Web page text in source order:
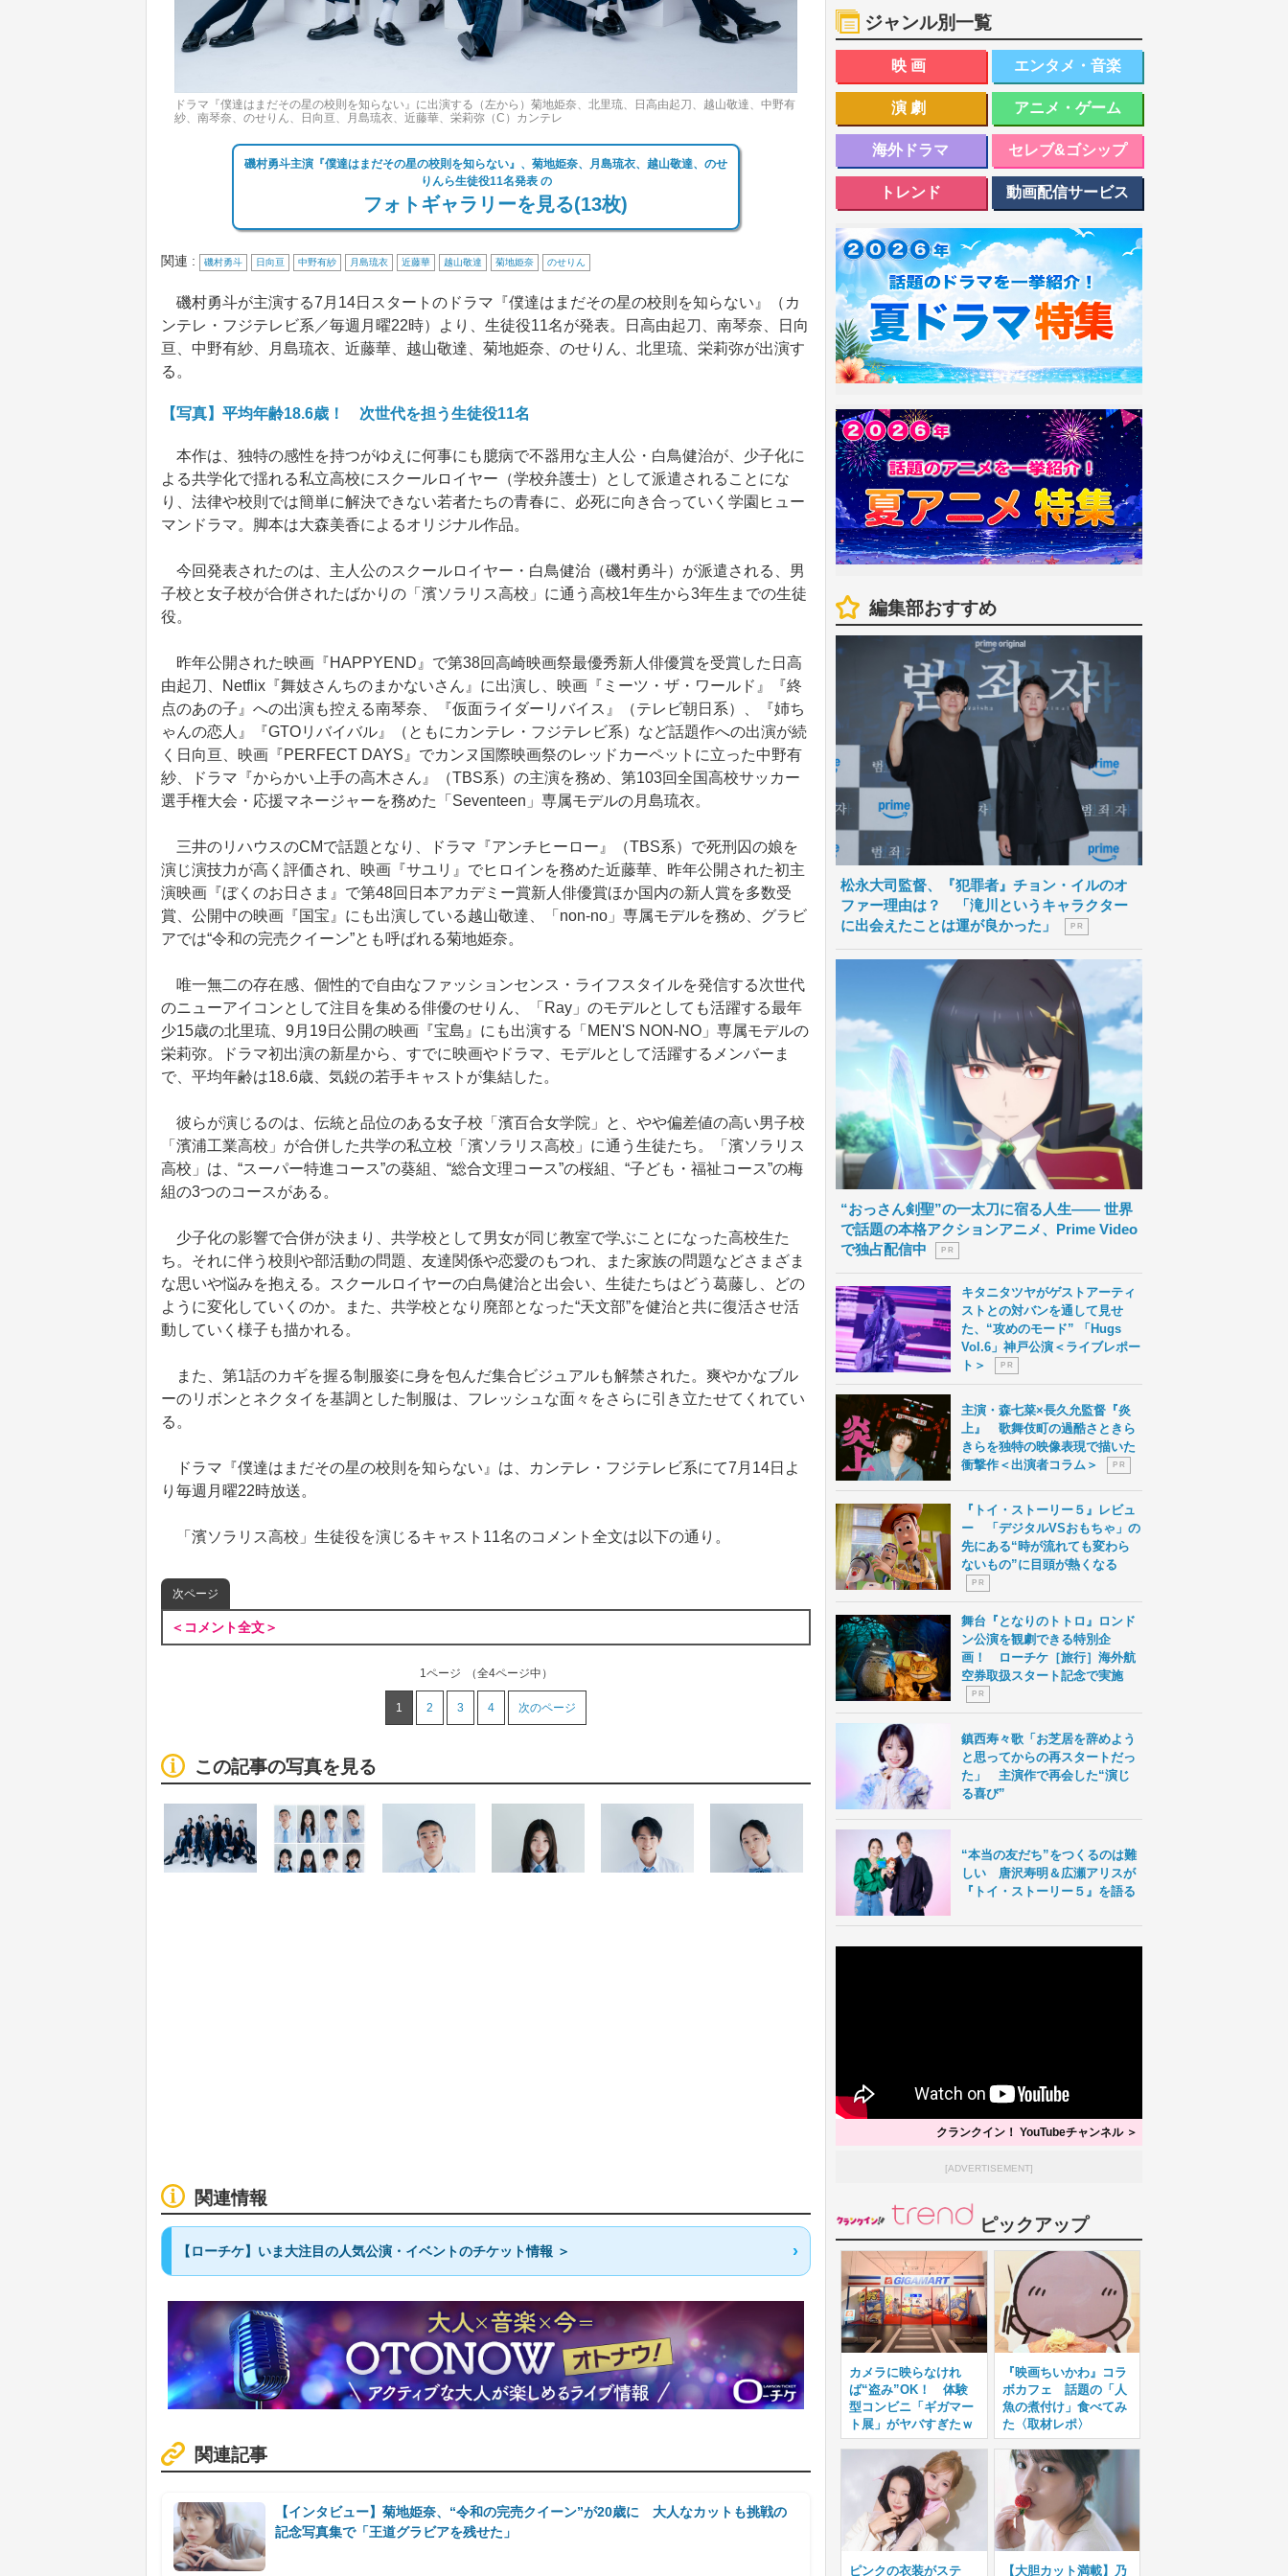
ドラマ『僕達はまだその星の校則を知らない』に出演する（左から）菊地姫奈、北里琉、日高由起刀、越山敬達、中野有
紗、南琴奈、のせりん、日向亘、月島琉衣、近藤華、栄莉弥（C）カンテレ
磯村勇斗主演『僕達はまだその星の校則を知らない』、菊地姫奈、月島琉衣、越山敬達、のせ
りんら生徒役11名発表 の
フォトギャラリーを見る(13枚)
関連 : 磯村勇斗 日向亘 中野有紗 月島琉衣 近藤華 越山敬達 菊地姫奈 のせりん
磯村勇斗が主演する7月14日スタートのドラマ『僕達はまだその星の校則を知らない』（カ
ンテレ・フジテレビ系／毎週月曜22時）より、生徒役11名が発表。日高由起刀、南琴奈、日向
亘、中野有紗、月島琉衣、近藤華、越山敬達、菊地姫奈、のせりん、北里琉、栄莉弥が出演す
る。
【写真】平均年齢18.6歳！ 次世代を担う生徒役11名
本作は、独特の感性を持つがゆえに何事にも臆病で不器用な主人公・白鳥健治が、少子化に
よる共学化で揺れる私立高校にスクールロイヤー（学校弁護士）として派遣されることにな
り、法律や校則では簡単に解決できない若者たちの青春に、必死に向き合っていく学園ヒュー
マンドラマ。脚本は大森美香によるオリジナル作品。
今回発表されたのは、主人公のスクールロイヤー・白鳥健治（磯村勇斗）が派遣される、男
子校と女子校が合併されたばかりの「濱ソラリス高校」に通う高校1年生から3年生までの生徒
役。
昨年公開された映画『HAPPYEND』で第38回高崎映画祭最優秀新人俳優賞を受賞した日高
由起刀、Netflix『舞妓さんちのまかないさん』に出演し、映画『ミーツ・ザ・ワールド』『終
点のあの子』への出演も控える南琴奈、『仮面ライダーリバイス』（テレビ朝日系）、『姉ち
ゃんの恋人』『GTOリバイバル』（ともにカンテレ・フジテレビ系）など話題作への出演が続
く日向亘、映画『PERFECT DAYS』でカンヌ国際映画祭のレッドカーペットに立った中野有
紗、ドラマ『からかい上手の高木さん』（TBS系）の主演を務め、第103回全国高校サッカー
選手権大会・応援マネージャーを務めた「Seventeen」専属モデルの月島琉衣。
三井のリハウスのCMで話題となり、ドラマ『アンチヒーロー』（TBS系）で死刑囚の娘を
演じ演技力が高く評価され、映画『サユリ』でヒロインを務めた近藤華、昨年公開された初主
演映画『ぼくのお日さま』で第48回日本アカデミー賞新人俳優賞ほか国内の新人賞を多数受
賞、公開中の映画『国宝』にも出演している越山敬達、「non‐no」専属モデルを務め、グラビ
アでは“令和の完売クイーン”とも呼ばれる菊地姫奈。
唯一無二の存在感、個性的で自由なファッションセンス・ライフスタイルを発信する次世代
のニューアイコンとして注目を集める俳優のせりん、「Ray」のモデルとしても活躍する最年
少15歳の北里琉、9月19日公開の映画『宝島』にも出演する「MEN'S NON‐NO」専属モデルの
栄莉弥。ドラマ初出演の新星から、すでに映画やドラマ、モデルとして活躍するメンバーま
で、平均年齢は18.6歳、気鋭の若手キャストが集結した。
彼らが演じるのは、伝統と品位のある女子校「濱百合女学院」と、やや偏差値の高い男子校
「濱浦工業高校」が合併した共学の私立校「濱ソラリス高校」に通う生徒たち。「濱ソラリス
高校」は、“スーパー特進コース”の葵組、“総合文理コース”の桜組、“子ども・福祉コース”の梅
組の3つのコースがある。
少子化の影響で合併が決まり、共学校として男女が同じ教室で学ぶことになった高校生た
ち。それに伴う校則や部活動の問題、友達関係や恋愛のもつれ、また家族の問題などさまざま
な思いや悩みを抱える。スクールロイヤーの白鳥健治と出会い、生徒たちはどう葛藤し、どの
ように変化していくのか。また、共学校となり廃部となった“天文部”を健治と共に復活させ活
動していく様子も描かれる。
また、第1話のカギを握る制服姿に身を包んだ集合ビジュアルも解禁された。爽やかなブル
ーのリボンとネクタイを基調とした制服は、フレッシュな面々をさらに引き立たせてくれてい
る。
ドラマ『僕達はまだその星の校則を知らない』は、カンテレ・フジテレビ系にて7月14日よ
り毎週月曜22時放送。
「濱ソラリス高校」生徒役を演じるキャスト11名のコメント全文は以下の通り。
次ページ
＜コメント全文＞
1ページ （全4ページ中）
1 2 3 4 次のページ
この記事の写真を見る
関連情報
【ローチケ】いま大注目の人気公演・イベントのチケット情報 ＞
関連記事
【インタビュー】菊地姫奈、“令和の完売クイーン”が20歳に 大人なカットも挑戦の
記念写真集で「王道グラビアを残せた」
ジャンル別一覧
映画 エンタメ・音楽
演劇 アニメ・ゲーム
海外ドラマ セレブ&ゴシップ
トレンド 動画配信サービス
編集部おすすめ
松永大司監督、『犯罪者』チョン・イルのオ
ファー理由は？ 「滝川というキャラクター
に出会えたことは運が良かった」
P R
“おっさん剣聖”の一太刀に宿る人生―― 世界
で話題の本格アクションアニメ、Prime Video
で独占配信中
P R
キタニタツヤがゲストアーティ
ストとの対バンを通して見せ
た、“攻めのモード” 「Hugs
Vol.6」神戸公演＜ライブレポー
ト＞
P R
主演・森七菜×長久允監督『炎
上』 歌舞伎町の過酷さときら
きらを独特の映像表現で描いた
衝撃作＜出演者コラム＞
P R
『トイ・ストーリー５』レビュ
ー 「デジタルVSおもちゃ」の
先にある“時が流れても変わら
ないもの”に目頭が熱くなる
P R
舞台『となりのトトロ』ロンド
ン公演を観劇できる特別企
画！ ローチケ［旅行］海外航
空券取扱スタート記念で実施
P R
鎮西寿々歌「お芝居を辞めよう
と思ってからの再スタートだっ
た」 主演作で再会した“演じ
る喜び”
“本当の友だち”をつくるのは難
しい 唐沢寿明＆広瀬アリスが
『トイ・ストーリー５』を語る
クランクイン！ YouTubeチャンネル ＞
[ADVERTISEMENT]
ピックアップ
カメラに映らなけれ
ば“盗み”OK！ 体験
型コンビニ「ギガマー
ト展」がヤバすぎたｗ
『映画ちいかわ』コラ
ボカフェ 話題の「人
魚の煮付け」食べてみ
た〈取材レポ〉
ピンクの衣装がステ 【大胆カット満載】乃